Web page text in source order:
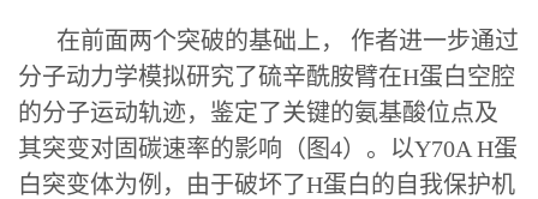
在前面两个突破的基础上， 作者进一步通过
分子动力学模拟研究了硫辛酰胺臂在H蛋白空腔
的分子运动轨迹，鉴定了关键的氨基酸位点及
其突变对固碳速率的影响（图4）。以Y70A H蛋
白突变体为例，由于破坏了H蛋白的自我保护机